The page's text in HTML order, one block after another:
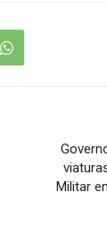
Militar